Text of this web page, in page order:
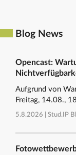
Blog News
Opencast:
Aufgrund von
Freitag, 14.08.,
5.8.2026 | Stud.IP